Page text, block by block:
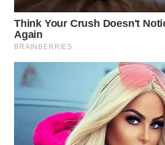
WN
NIAS
WN
LANGKAT
WN
TAPANULI
SELATAN